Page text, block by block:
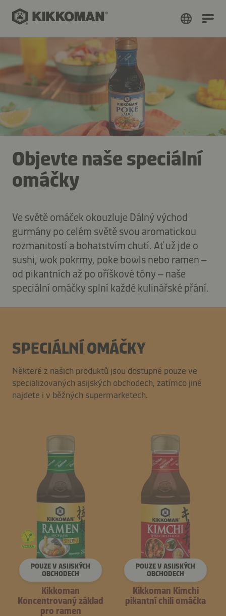
Objevte naše speciální
omáčky
Ve světě omáček okouzluje Dálný východ
gurmány po celém světě svou aromatickou
rozmanitostí a bohatstvím chutí. Ať už jde o
sushi, wok pokrmy, poke bowls nebo ramen –
od pikantních až po oříškové tóny – naše
speciální omáčky splní každé kulinářské přání.
SPECIÁLNÍ OMÁČKY
Některé z našich produktů jsou dostupné pouze ve
specializovaných asijských obchodech, zatímco jiné
najdete i v běžných supermarketech.
POUZE V ASIJSKÝCH
OBCHODECH
Kikkoman
Koncentrovaný základ
pro ramen
POUZE V ASIJSKÝCH
OBCHODECH
Kikkoman Kimchi
pikantní chili omáčka